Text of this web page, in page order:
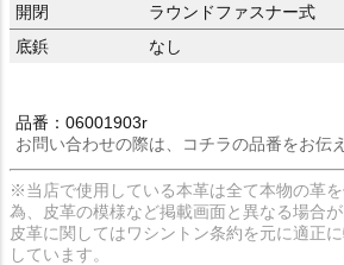
開閉
ラウンドファスナー式
底鋲
なし
品番：06001903r
お問い合わせの際は、コチラの品番をお伝
※当店で使用している本革は全て本物の革
為、皮革の模様など掲載画面と異なる場合
皮革に関してはワシントン条約を元に適正
しています。